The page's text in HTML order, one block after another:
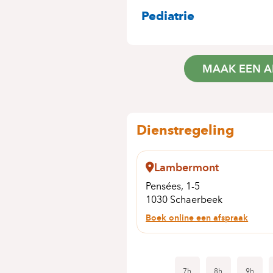
SPECIALITEITEN
Pediatrie
MAAK EEN
Dienstregeling
Lambermont
Pensées, 1-5
1030 Schaerbeek
Boek online een afspraak
7h 8h 9h